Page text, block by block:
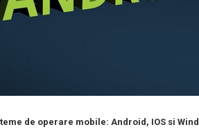
de operare mobile: Android, IOS si